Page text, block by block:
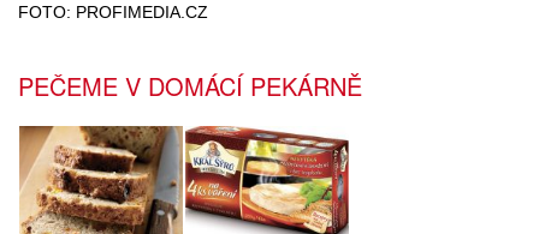
FOTO: PROFIMEDIA.CZ
PEČEME V DOMÁCÍ PEKÁRNĚ